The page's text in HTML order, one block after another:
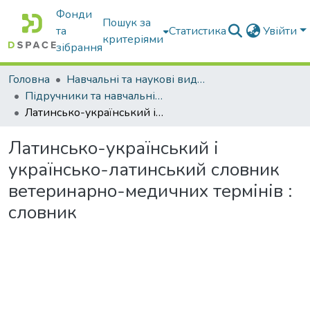
Фонди
та
зібрання
Пошук за
критеріями
Статистика Увійти
Головна
Навчальні та наукові видання
Підручники та навчальні посібники
Латинсько-український і українсько-латинський словник ветеринарно-медичних термінів : словник
Латинсько-український і
українсько-латинський словник
ветеринарно-медичних термінів :
словник